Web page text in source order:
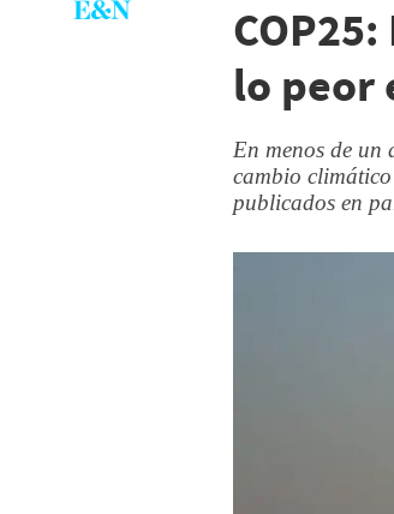
lo peor
En menos de un
cambio
publicados en